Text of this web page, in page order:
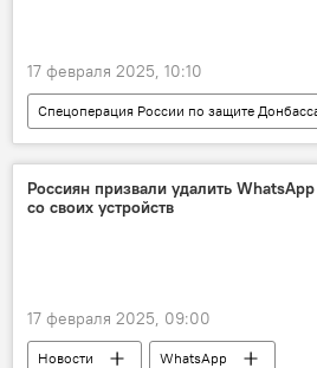
17 февраля 2025, 10:10
Спецоперация России по защите
Украина
Россия
ЕС
Хакан Фидан
Россиян призвали удалить WhatsApp
со своих устройств
17 февраля 2025, 09:00
Новости
WhatsApp